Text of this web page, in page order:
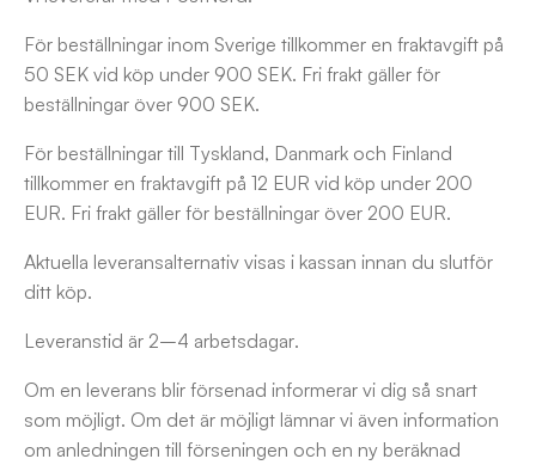
För beställningar inom Sverige tillkommer en fraktavgift på
50 SEK vid köp under 900 SEK. Fri frakt gäller för
beställningar över 900 SEK.
För beställningar till Tyskland, Danmark och Finland
tillkommer en fraktavgift på 12 EUR vid köp under 200
EUR. Fri frakt gäller för beställningar över 200 EUR.
Aktuella leveransalternativ visas i kassan innan du slutför
ditt köp.
Leveranstid är 2–4 arbetsdagar.
Om en leverans blir försenad informerar vi dig så snart
som möjligt. Om det är möjligt lämnar vi även information
om anledningen till förseningen och en ny beräknad